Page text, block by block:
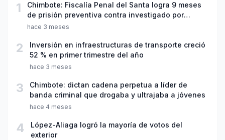
1
Chimbote: Fiscalía Penal del Santa logra 9 meses
de prisión preventiva contra investigado por
violación sexual y tentativa de feminicidio
hace 3 meses
2
Inversión en infraestructuras de transporte creció
52 % en primer trimestre del año
hace 3 meses
3
Chimbote: dictan cadena perpetua a líder de
banda criminal que drogaba y ultrajaba a jóvenes
hace 4 meses
4
López-Aliaga logró la mayoría de votos del
exterior